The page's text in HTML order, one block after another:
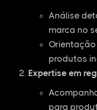
Análise
marca no
produtos
Expertise em
para